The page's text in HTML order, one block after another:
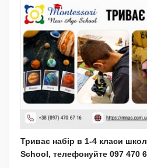
Триває набір в 1-4 класи
School, телефонуйте 097 470